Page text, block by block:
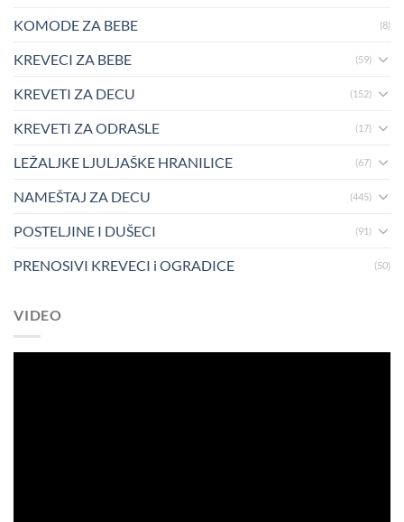
KOMODE ZA BEBE (8)
KREVECI ZA BEBE (59)
KREVETI ZA DECU (152)
KREVETI ZA ODRASLE (17)
LEŽALJKE LJULJAŠKE HRANILICE (67)
NAMEŠTAJ ZA DECU (445)
POSTELJINE I DUŠECI (91)
PRENOSIVI KREVECI i OGRADICE (50)
VIDEO